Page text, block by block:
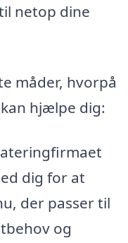
netop dine
måder, hvorpå
hjælpe dig:
dig for at
der passer til
og